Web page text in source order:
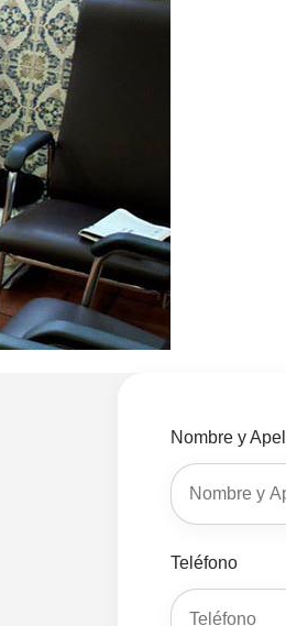
Nombre y
Teléfono